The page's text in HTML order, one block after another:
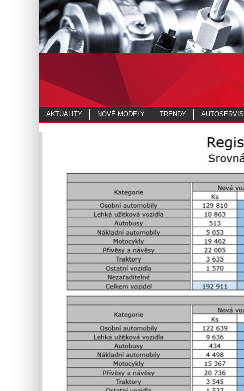
AKTUALITY NOVÉ MODELY TRENDY AUTOSERVIS